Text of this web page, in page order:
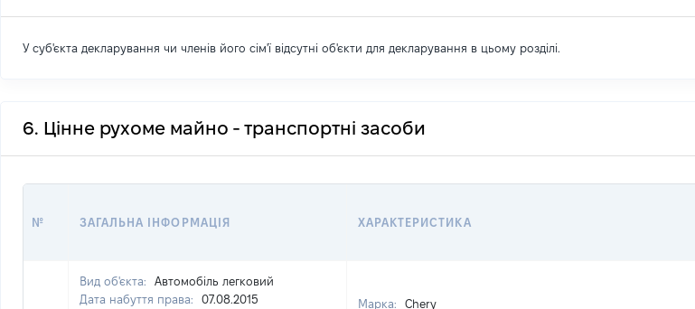
У суб'єкта декларування чи членів його сім'ї відсутні об'єкти для декларування в цьому розділі.
6. Цінне рухоме майно - транспортні засоби
№ ЗАГАЛЬНА ІНФОРМАЦІЯ ХАРАКТЕРИСТИКА
Вид об'єкта:
Автомобіль легковий
Дата набуття права:
07.08.2015
Марка:
Chery